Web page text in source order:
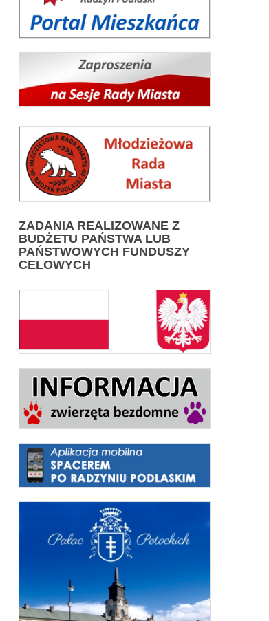
ZADANIAREALIZOWANE Z
BUDŻETU PAŃSTWA LUB
PAŃSTWOWYCH FUNDUSZY
CELOWYCH